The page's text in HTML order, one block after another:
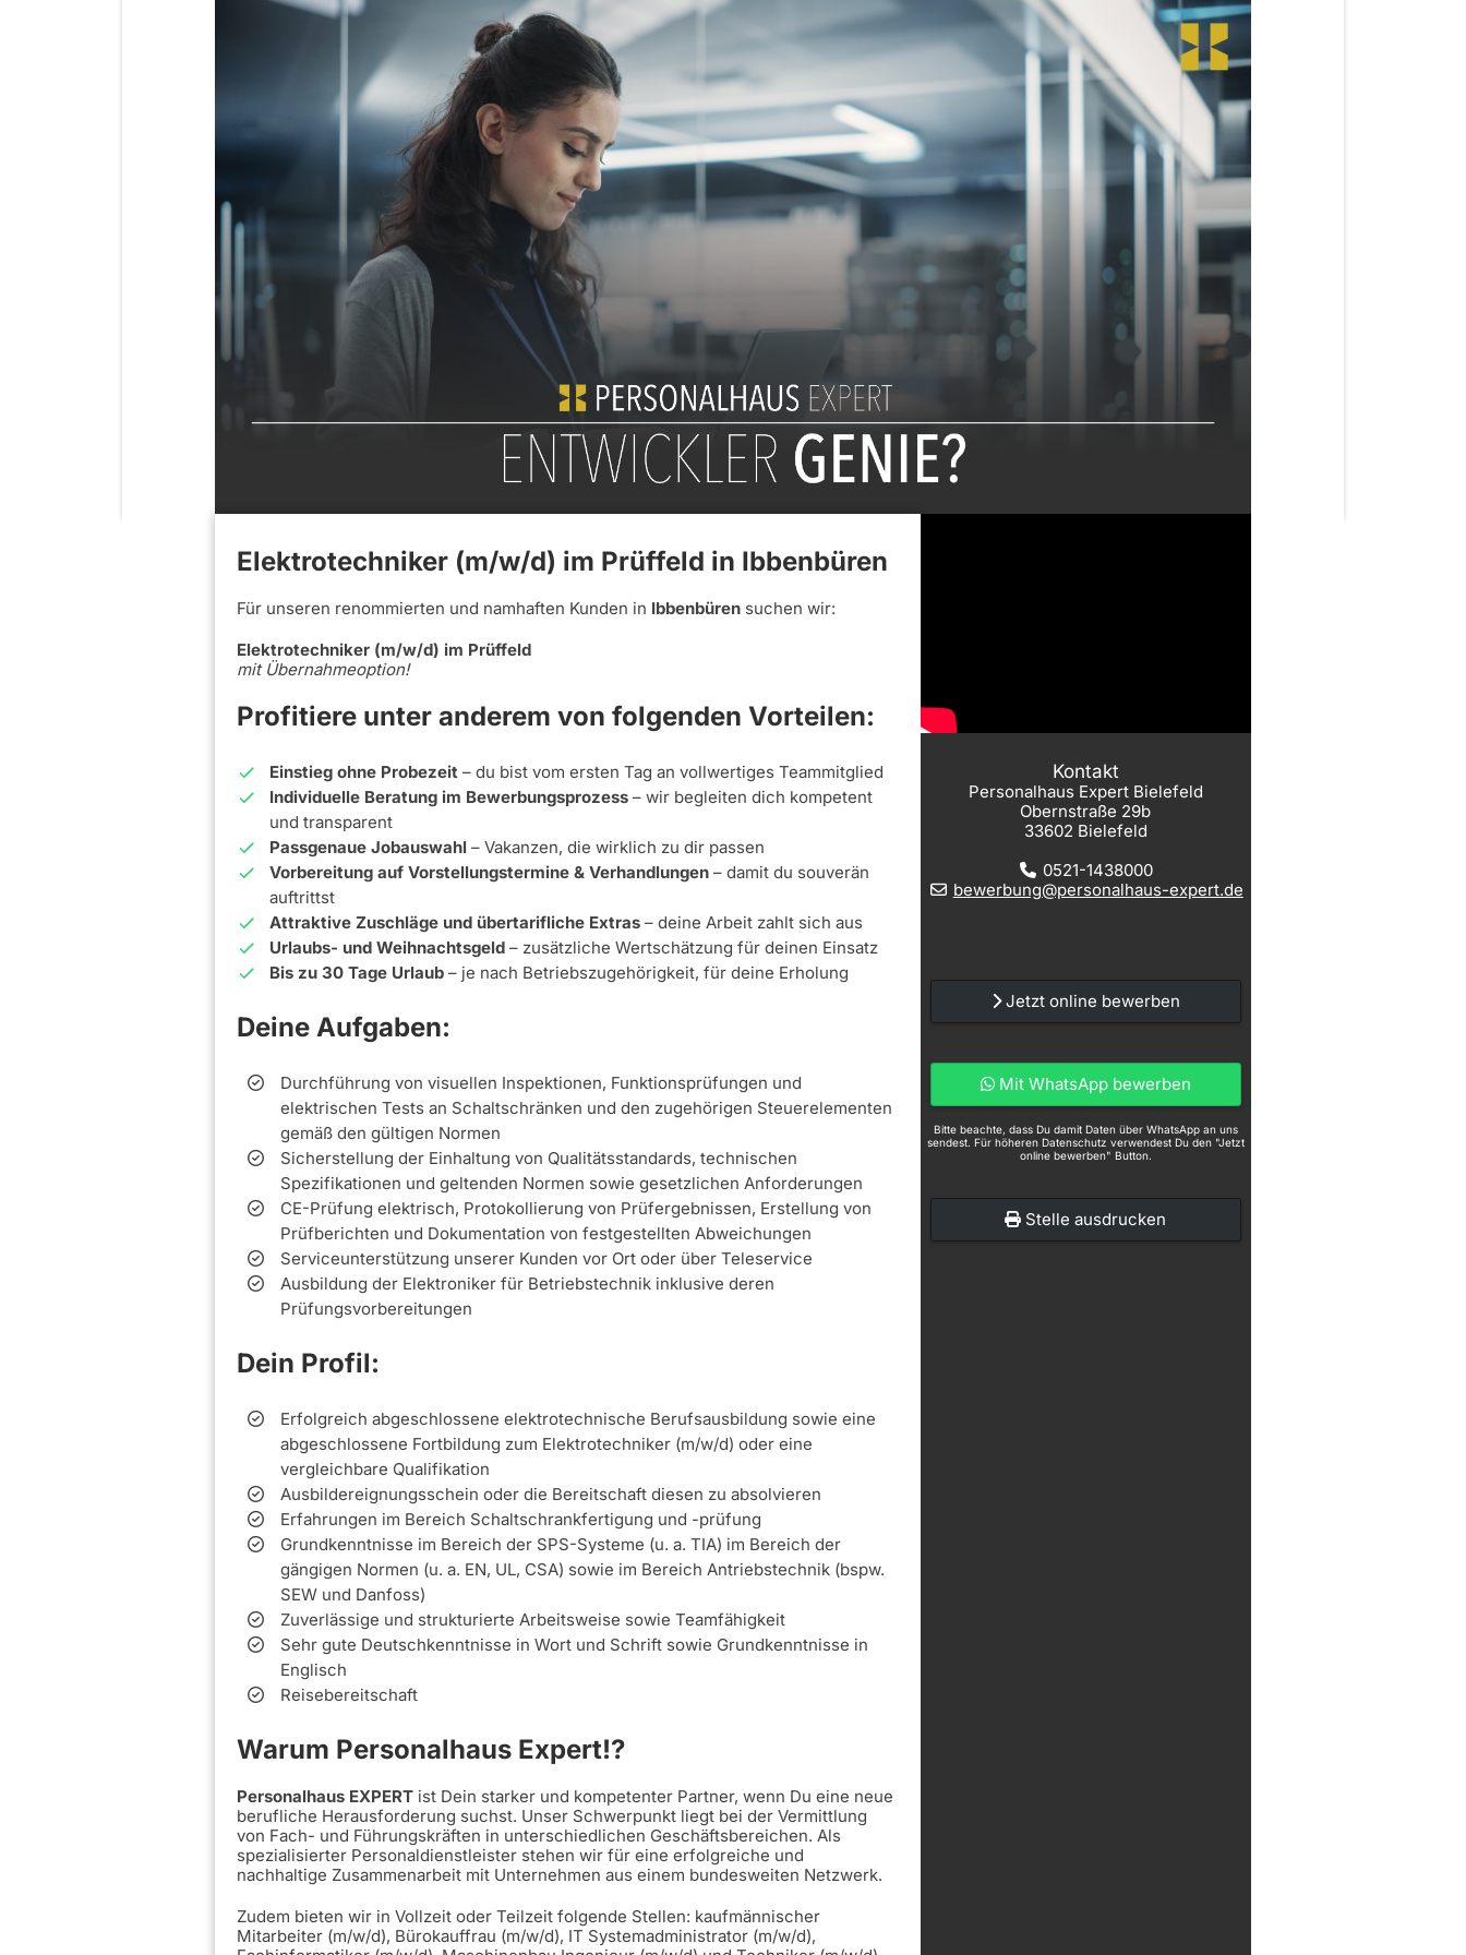
Elektrotechniker (m/w/d) im Prüffeld in Ibbenbüren
Für unseren renommierten und namhaften Kunden in Ibbenbüren suchen wir:
Elektrotechniker (m/w/d) im Prüffeld
mit Übernahmeoption!
Profitiere unter anderem von folgenden Vorteilen:
Einstieg ohne Probezeit – du bist vom ersten Tag an vollwertiges Teammitglied
Individuelle Beratung im Bewerbungsprozess – wir begleiten dich kompetent
und transparent
Passgenaue Jobauswahl – Vakanzen, die wirklich zu dir passen
Vorbereitung auf Vorstellungstermine & Verhandlungen – damit du souverän
auftrittst
Attraktive Zuschläge und übertarifliche Extras – deine Arbeit zahlt sich aus
Urlaubs- und Weihnachtsgeld – zusätzliche Wertschätzung für deinen Einsatz
Bis zu 30 Tage Urlaub – je nach Betriebszugehörigkeit, für deine Erholung
Deine Aufgaben:
Durchführung von visuellen Inspektionen, Funktionsprüfungen und
elektrischen Tests an Schaltschränken und den zugehörigen Steuerelementen
gemäß den gültigen Normen
Sicherstellung der Einhaltung von Qualitätsstandards, technischen
Spezifikationen und geltenden Normen sowie gesetzlichen Anforderungen
CE-Prüfung elektrisch, Protokollierung von Prüfergebnissen, Erstellung von
Prüfberichten und Dokumentation von festgestellten Abweichungen
Serviceunterstützung unserer Kunden vor Ort oder über Teleservice
Ausbildung der Elektroniker für Betriebstechnik inklusive deren
Prüfungsvorbereitungen
Dein Profil:
Erfolgreich abgeschlossene elektrotechnische Berufsausbildung sowie eine
abgeschlossene Fortbildung zum Elektrotechniker (m/w/d) oder eine
vergleichbare Qualifikation
Ausbildereignungsschein oder die Bereitschaft diesen zu absolvieren
Erfahrungen im Bereich Schaltschrankfertigung und -prüfung
Grundkenntnisse im Bereich der SPS-Systeme (u. a. TIA) im Bereich der
gängigen Normen (u. a. EN, UL, CSA) sowie im Bereich Antriebstechnik (bspw.
SEW und Danfoss)
Zuverlässige und strukturierte Arbeitsweise sowie Teamfähigkeit
Sehr gute Deutschkenntnisse in Wort und Schrift sowie Grundkenntnisse in
Englisch
Reisebereitschaft
Warum Personalhaus Expert!?
Personalhaus EXPERT ist Dein starker und kompetenter Partner, wenn Du eine neue
berufliche Herausforderung suchst. Unser Schwerpunkt liegt bei der Vermittlung
von Fach- und Führungskräften in unterschiedlichen Geschäftsbereichen. Als
spezialisierter Personaldienstleister stehen wir für eine erfolgreiche und
nachhaltige Zusammenarbeit mit Unternehmen aus einem bundesweiten Netzwerk.
Zudem bieten wir in Vollzeit oder Teilzeit folgende Stellen: kaufmännischer
Mitarbeiter (m/w/d), Bürokauffrau (m/w/d), IT Systemadministrator (m/w/d),
Kontakt
Personalhaus Expert Bielefeld
Obernstraße 29b
33602 Bielefeld
0521-1438000
bewerbung@personalhaus-expert.de
Jetzt online bewerben
Mit WhatsApp bewerben
Bitte beachte, dass Du damit Daten über WhatsApp an uns
sendest. Für höheren Datenschutz verwendest Du den "Jetzt
online bewerben" Button.
Stelle ausdrucken